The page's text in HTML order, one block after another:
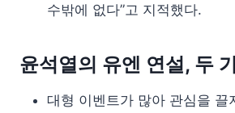
수밖에 없다”고 지적했다.
윤석열의 유엔 연설, 두
대형 이벤트가 많아 관심을 끌